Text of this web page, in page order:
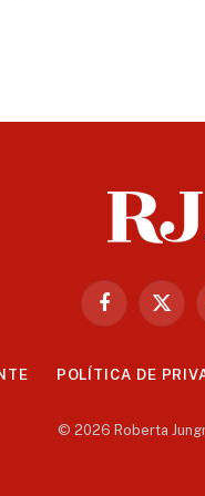
Facebook
X
POLÍTICA DE
© 2026 Roberta